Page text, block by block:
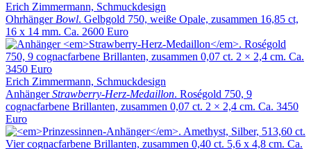
Erich Zimmermann, Schmuckdesign
OhrhängerBowl. Gelbgold 750, weiße Opale, zusammen 16,85 ct,
16 x 14 mm. Ca. 2600 Euro
Erich Zimmermann, Schmuckdesign
AnhängerStrawberry-Herz-Medaillon. Roségold 750, 9
cognacfarbene Brillanten, zusammen 0,07 ct. 2 × 2,4 cm. Ca. 3450
Euro